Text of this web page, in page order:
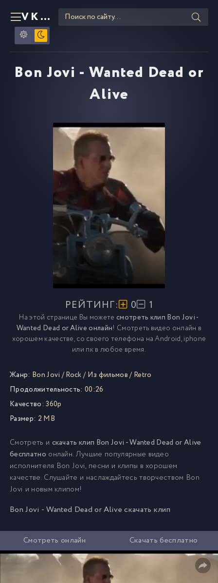
VKLIPE RU
Bon Jovi - Wanted Dead or
Alive
РЕЙТИНГ: 0 1
На этой странице Вы можете смотреть клип Bon Jovi -
Wanted Dead or Alive онлайн! Смотреть видео онлайн в
хорошем качестве, со своего телефона на Android, iphone
или пк в любое время.
Жанр: Bon Jovi /Rock/ Из фильмов/ Retro
Продолжительность: 00:26
Качество: 360p
Размер: 2 MB
Смотреть и скачать клип Bon Jovi - Wanted Dead or Alive
бесплатно онлайн. Лучшие популярные видео
исполнителя Bon Jovi, песни и клипы в хорошем
качестве. Слушайте и наслаждайтесь творчеством Bon
Jovi и новым клипом!
Bon Jovi - Wanted Dead or Alive скачать клип
Смотреть онлайн Скачать бесплатно